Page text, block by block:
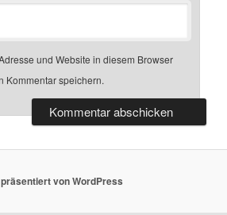
und Website in diesem Browser
Kommentar speichern.
von WordPress